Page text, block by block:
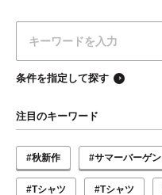
条件を指定して探す
注目のキーワード
#秋新作 #サマーバーゲン
#Tシャツ #Tシャツ